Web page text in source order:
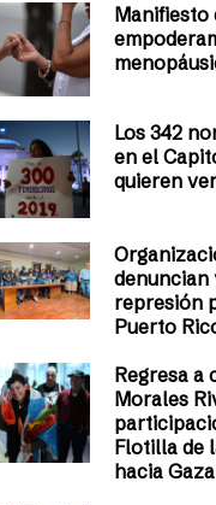
Manifiesto
Los 342
en el
quieren ver
denuncian
represión
Puerto
Regresa a
Morales
Flotilla de
hacia Gaza